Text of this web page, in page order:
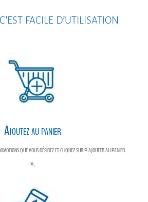
k
e
r
facile d’utilisation
Ajoutez au panier
que vous désirez et cliquez sur « ajouter au panier
».